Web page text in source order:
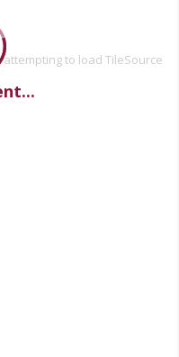
attempting to load TileSource